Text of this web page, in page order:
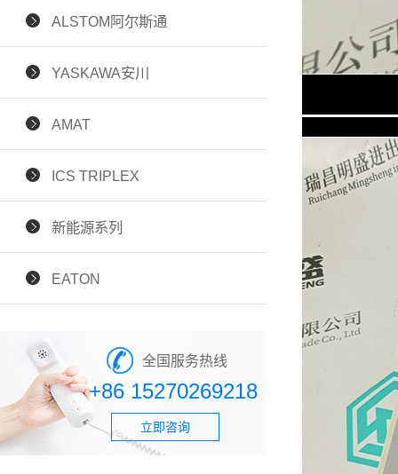
ALSTOM阿尔斯通
YASKAWA安川
AMAT
ICS TRIPLEX
新能源系列
EATON
全国服务热线
+86 15270269218
立即咨询